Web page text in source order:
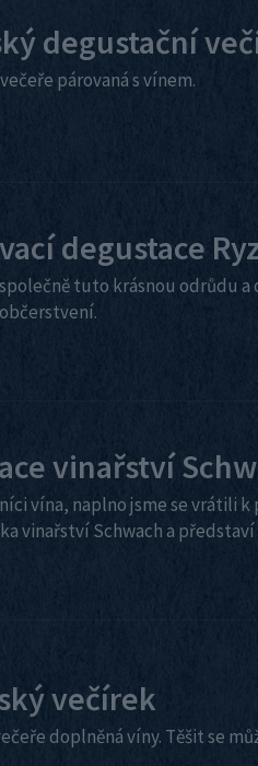
degustační
párovaná s vínem.
degustace
tuto krásnou odrůdu a
vinařství
vína, naplno jsme se vrátili
vinařství Schwach a
večírek
doplněná víny. Těšit se